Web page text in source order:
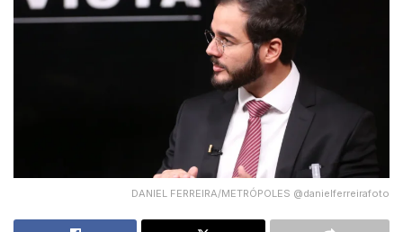
DANIEL FERREIRA/METRÓPOLES @danielferreirafoto